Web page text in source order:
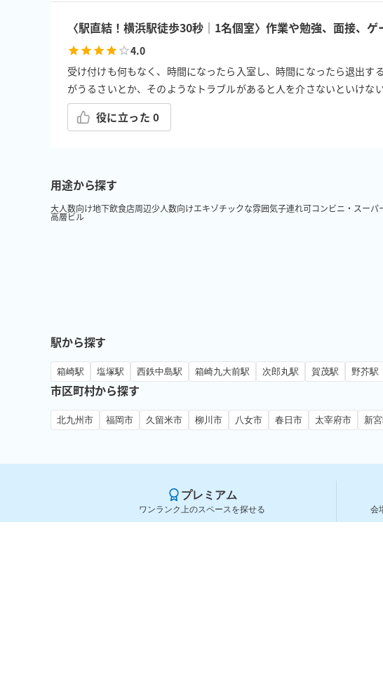
〈駅直結！横浜駅徒歩30秒｜1名個室〉作業や勉強、面接、
4.0
受け付けも何もなく、時間になったら入室し、時間になったら退出
がうるさいとか、そのようなトラブルがあると人を介さないといけな
役に立った 0
用途から探す
大人数向け地下飲食店周辺少人数向けエキゾチックな雰囲気子連れ可コンビニ・スーパ
高層ビル
駅から探す
箱崎駅 塩塚駅 西鉄中島駅 箱崎九大前駅 次郎丸駅 賀茂駅 野芥駅
市区町村から探す
北九州市 福岡市 久留米市 柳川市 八女市 春日市 太宰府市 新
プレミアム
ワンランク上のスペースを探せる 会